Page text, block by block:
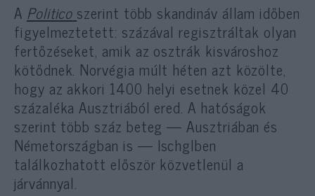
A Politico szerint több skandináv állam időben
figyelmeztetett: százával regisztráltak olyan
fertőzéseket, amik az osztrák kisvároshoz
kötődnek. Norvégia múlt héten azt közölte,
hogy az akkori 1400 helyi esetnek közel 40
százaléka Ausztriából ered. A hatóságok
szerint több száz beteg — Ausztriában és
Németországban is — Ischglben
találkozhatott először közvetlenül a
járvánnyal.